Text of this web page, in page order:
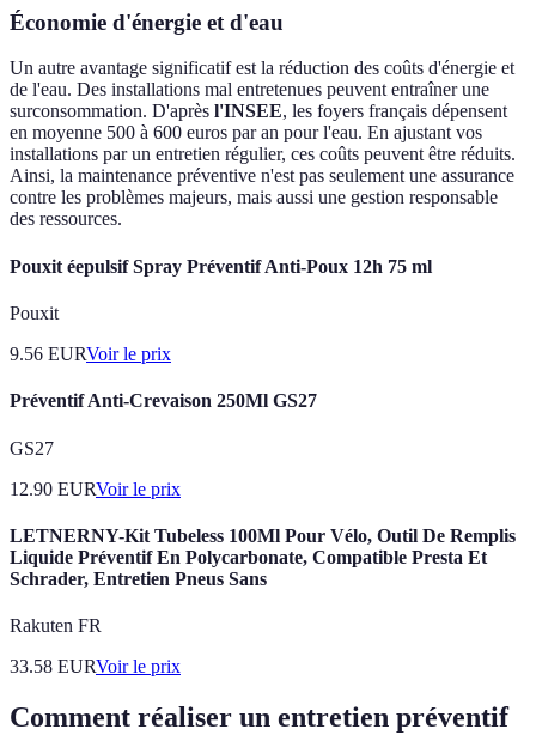
Économie d'énergie et d'eau
Un autre avantage significatif est la réduction des coûts d'énergie et
de l'eau. Des installations mal entretenues peuvent entraîner une
surconsommation. D'après l'INSEE, les foyers français dépensent
en moyenne 500 à 600 euros par an pour l'eau. En ajustant vos
installations par un entretien régulier, ces coûts peuvent être réduits.
Ainsi, la maintenance préventive n'est pas seulement une assurance
contre les problèmes majeurs, mais aussi une gestion responsable
des ressources.
Pouxit éepulsif Spray Préventif Anti-Poux 12h 75 ml
Pouxit
9.56 EURVoir le prix
Préventif Anti-Crevaison 250Ml GS27
GS27
12.90 EURVoir le prix
LETNERNY-Kit Tubeless 100Ml Pour Vélo, Outil De Remplis
Liquide Préventif En Polycarbonate, Compatible Presta Et
Schrader, Entretien Pneus Sans
Rakuten FR
33.58 EURVoir le prix
Comment réaliser un entretien préventif